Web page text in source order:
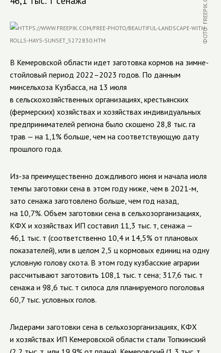
ФОТО: FREEPIK.COM
В Кемеровской области идет заготовка кормов на зимне-
стойловый период 2022–2023 годов. По данным
минсельхоза Кузбасса, на 13 июля
в сельскохозяйственных организациях, крестьянских
(фермерских) хозяйствах и хозяйствах индивидуальных
предпринимателей региона было скошено 28,8 тыс. га
трав — на 1,1% больше, чем на соответствующую дату
прошлого года.
Из-за преимущественно дождливого июня и начала июля
темпы заготовки сена в этом году ниже, чем в 2021-м,
зато сенажа заготовлено больше, чем год назад,
на 10,7%. Объем заготовки сена в сельхозорганизациях,
КФХ и хозяйствах ИП составил 11,3 тыс. т, сенажа —
46,1 тыс. т (соответственно 10,4 и 14,5% от плановых
показателей), или в целом 2,5 ц кормовых единиц на одну
условную голову скота. В этом году кузбасские аграрии
рассчитывают заготовить 108,1 тыс. т сена; 317,6 тыс. т
сенажа и 98,6 тыс. т силоса для планируемого поголовья
60,7 тыс. условных голов.
Лидерами заготовки сена в сельхозорганизациях, КФХ
и хозяйствах ИП Кемеровской области стали Топкинский